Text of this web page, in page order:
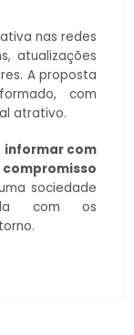
nas redes
atualizações
A proposta
com
atrativo.
informar com
sociedade
com os